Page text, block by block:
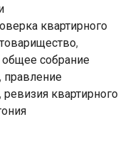
квартирного
,
общее собрание
, правление
, ревизия квартирного